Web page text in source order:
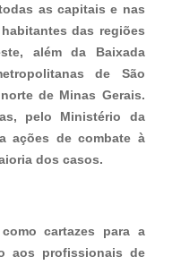
as capitais e nas
das regiões
além da Baixada
de São
de Minas Gerais.
pelo Ministério da
ações de combate à
dos casos.
cartazes para a
aos profissionais de